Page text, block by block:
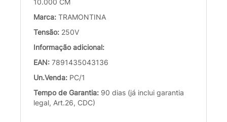
10.000 CM
Marca: TRAMONTINA
Tensão: 250V
Informação adicional:
EAN: 7891435043136
Un.Venda: PC/1
Tempo de Garantia: 90 dias (já inclui garantia
legal, Art.26, CDC)